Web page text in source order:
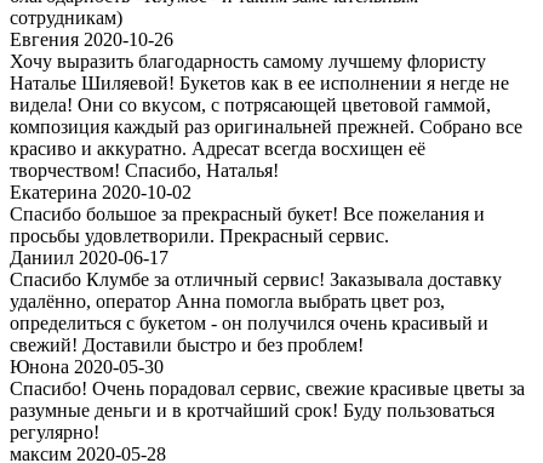
сотрудникам)
Евгения 2020-10-26
Хочу выразить благодарность самому лучшему флористу
Наталье Шиляевой! Букетов как в ее исполнении я негде не
видела! Они со вкусом, с потрясающей цветовой гаммой,
композиция каждый раз оригинальней прежней. Собрано все
красиво и аккуратно. Адресат всегда восхищен её
творчеством! Спасибо, Наталья!
Екатерина 2020-10-02
Спасибо большое за прекрасный букет! Все пожелания и
просьбы удовлетворили. Прекрасный сервис.
Даниил 2020-06-17
Спасибо Клумбе за отличный сервис! Заказывала доставку
удалённо, оператор Анна помогла выбрать цвет роз,
определиться с букетом - он получился очень красивый и
свежий! Доставили быстро и без проблем!
Юнона 2020-05-30
Спасибо! Очень порадовал сервис, свежие красивые цветы за
разумные деньги и в кротчайший срок! Буду пользоваться
регулярно!
максим 2020-05-28